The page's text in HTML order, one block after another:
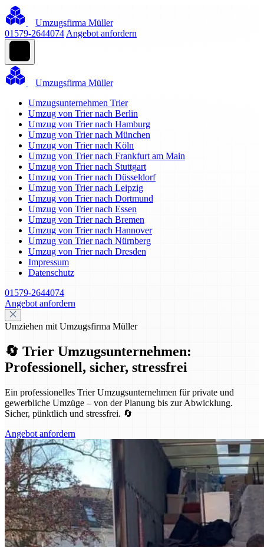
Umzugsfirma Müller
01579-2644074 Angebot anfordern
Umzugsfirma Müller
Umzugsunternehmen Trier
Umzug von Trier nach Berlin
Umzug von Trier nach Hamburg
Umzug von Trier nach München
Umzug von Trier nach Köln
Umzug von Trier nach Frankfurt am Main
Umzug von Trier nach Stuttgart
Umzug von Trier nach Düsseldorf
Umzug von Trier nach Leipzig
Umzug von Trier nach Dortmund
Umzug von Trier nach Essen
Umzug von Trier nach Bremen
Umzug von Trier nach Hannover
Umzug von Trier nach Nürnberg
Umzug von Trier nach Dresden
Impressum
Datenschutz
01579-2644074
Angebot anfordern
Umziehen mit Umzugsfirma Müller
🔄 Trier Umzugsunternehmen:
Professionell, sicher, stressfrei
Ein professionelles Trier Umzugsunternehmen für private und
gewerbliche Umzüge – von der Planung bis zur Abwicklung.
Sicher, pünktlich und stressfrei. 🔄
Angebot anfordern